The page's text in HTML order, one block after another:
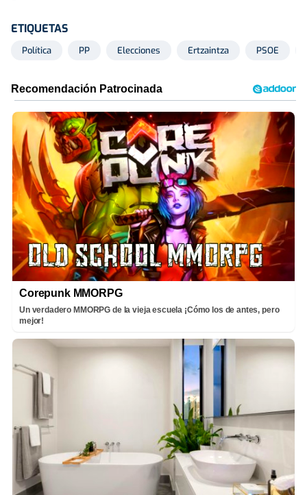
ETIQUETAS
Política PP Elecciones Ertzaintza PSOE
Corepunk MMORPG
Un verdadero MMORPG de la vieja escuela ¡Cómo los de antes, pero
mejor!